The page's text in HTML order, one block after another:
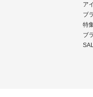
ア
ブ
特
ブ